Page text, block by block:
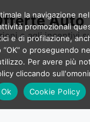
Auto
e agli incentivi
la navigazione
promozionali
e di profilazione,
o proseguendo
Per avere più
cliccando
Ok
Cookie Policy